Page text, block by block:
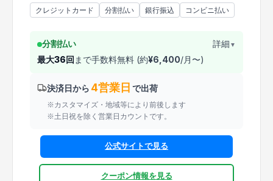
CPUクーラー 水冷
クレジットカード 分割払い 銀行振込 コンビニ払い
分割払い 詳細 ▼
最大36回 まで手数料無料 (約¥6,400/月〜)
決済日から 4営業日 で出荷
※カスタマイズ・地域等により前後します
※土日祝を除く営業日カウントです。
公式サイトで見る
クーポン情報を見る